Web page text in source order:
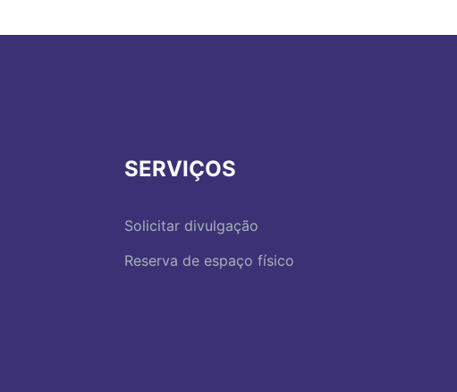
SERVIÇOS
Solicitar divulgação
Reserva de espaço físico